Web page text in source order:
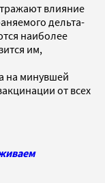
влияние
дельта-
наиболее
им,
на минувшей
от всех